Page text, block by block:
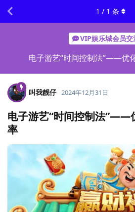
VIP娱乐城会员交
电子游艺“时间控制法”——优
1 / 1 条
叫我靓仔 2024年12月31日
电子游艺“时间控制法”——
率